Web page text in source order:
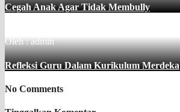
Cegah Anak Agar Tidak Membully
Oleh : admin
Refleksi Guru Dalam Kurikulum Merdeka
No Comments